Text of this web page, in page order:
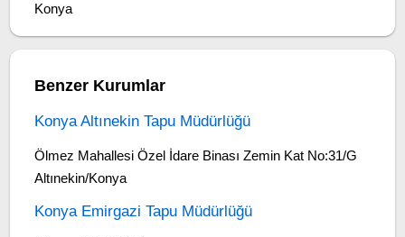
Konya
Benzer Kurumlar
Konya Altınekin Tapu Müdürlüğü
Ölmez Mahallesi Özel İdare Binası Zemin Kat No:31/G
Altınekin/Konya
Konya Emirgazi Tapu Müdürlüğü